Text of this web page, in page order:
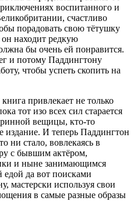
воспитанного и
счастливо
порадовать свою тётушку
находит редкую
бы очень ей понравится.
и потому Паддингтону
чтобы успеть скопить на
привлекает не только
тот изо всех сил старается
вещицы, кто-то
издание. И теперь Паддингтон
ни стало, вовлекаясь в
с бывшим актёром,
и ныне занимающимся
едой да вот поисками
мастерски используя свои
в самые разные образы